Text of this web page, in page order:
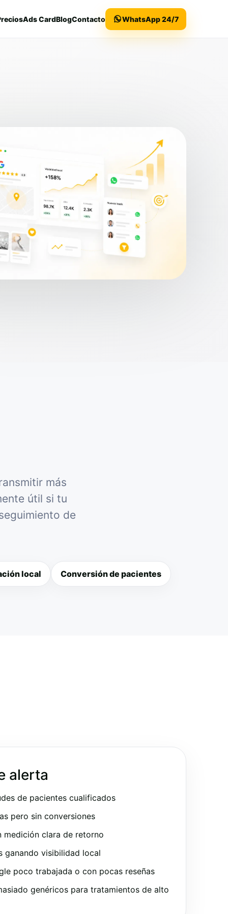
Ads CardBlogContacto WhatsApp 24/7
más
útil si tu
de
local Conversión de pacientes
alerta
de pacientes cualificados
pero sin conversiones
medición clara de retorno
ganando visibilidad local
poco trabajada o con pocas reseñas
genéricos para tratamientos de alto